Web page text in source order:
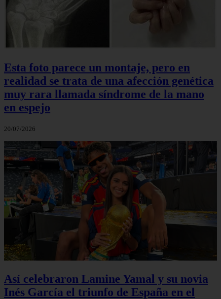
Esta foto parece un montaje, pero en
realidad se trata de una afección genética
muy rara llamada síndrome de la mano
en espejo
20/07/2026
Así celebraron Lamine Yamal y su novia
Inés García el triunfo de España en el